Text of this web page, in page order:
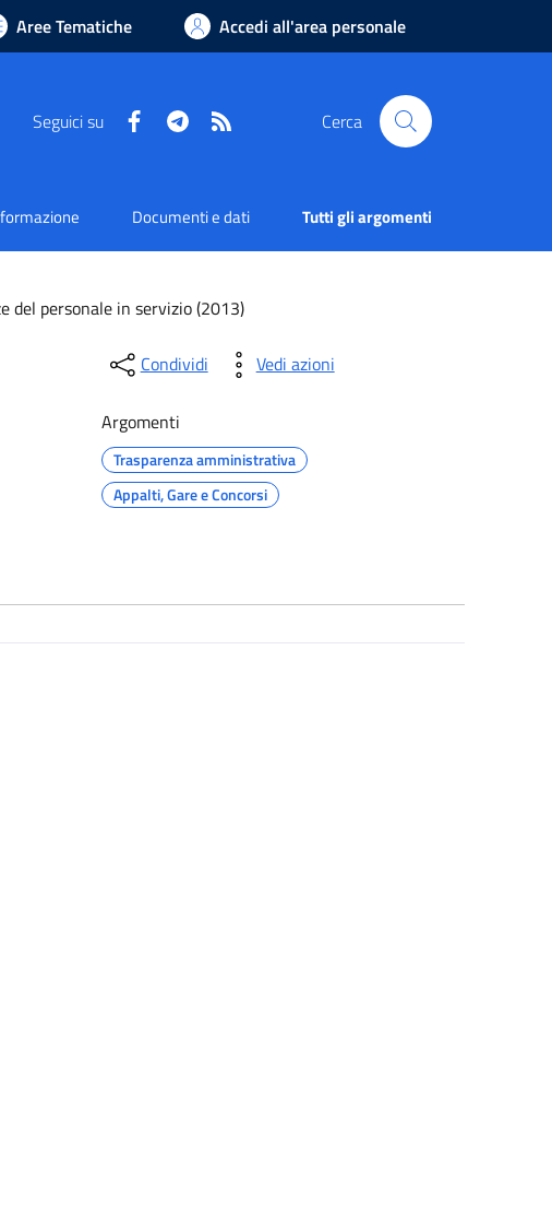
Aree Tematiche Accedi all'area personale
Seguici su FacebookTelegram Cerca
Documenti e dati Tutti gli argomenti
del personale in servizio (2013)
Condividi Vedi azioni
Argomenti
Trasparenza amministrativa
Appalti, Gare e Concorsi